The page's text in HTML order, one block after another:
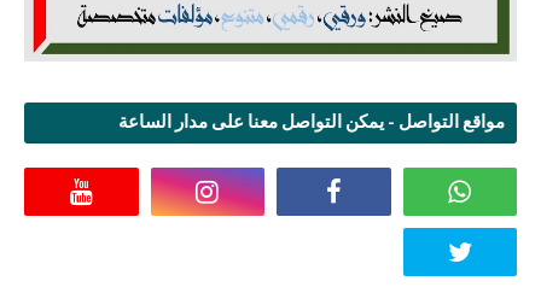
مواقع التواصل - يمكن التواصل معنا على مدار الساعة